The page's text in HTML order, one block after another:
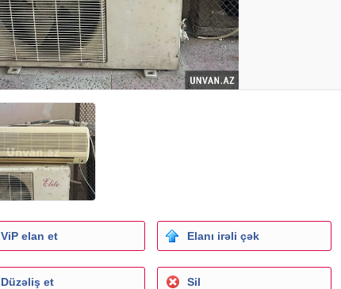
ViP elan et Elanı irəli çək
Düzəliş et Sil